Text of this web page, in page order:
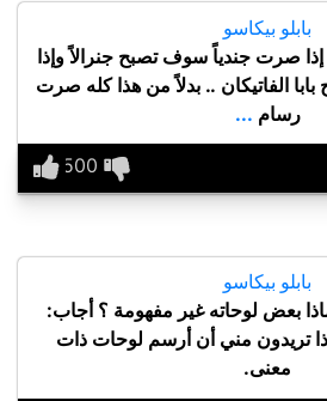
بابلو بيكاسو
صرت جندياً سوف تصبح جنرالاً وإذا
الفاتيكان .. بدلاً من هذا كله صرت
رسام ...
بابلو بيكاسو
بعض لوحاته غير مفهومة ؟ أجاب:
تريدون مني أن أرسم لوحات ذات
معنى.